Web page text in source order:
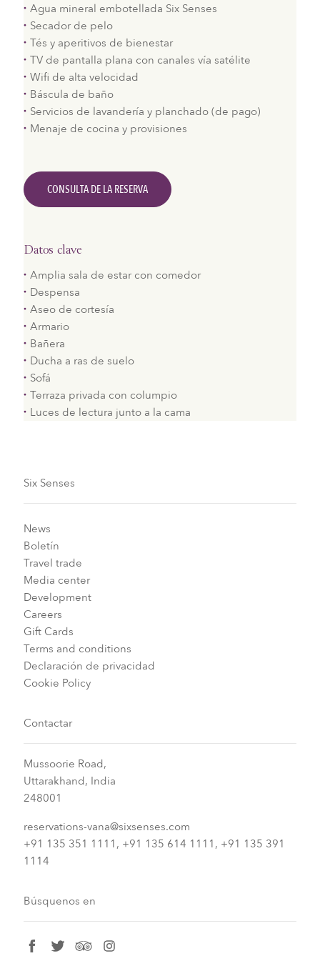
Agua mineral embotellada Six Senses
Secador de pelo
Tés y aperitivos de bienestar
TV de pantalla plana con canales vía satélite
Wifi de alta velocidad
Báscula de baño
Servicios de lavandería y planchado (de pago)
Menaje de cocina y provisiones
CONSULTA DE LA RESERVA
Datos clave
Amplia sala de estar con comedor
Despensa
Aseo de cortesía
Armario
Bañera
Ducha a ras de suelo
Sofá
Terraza privada con columpio
Luces de lectura junto a la cama
Six Senses
News
Boletín
Travel trade
Media center
Development
Careers
Gift Cards
Terms and conditions
Declaración de privacidad
Cookie Policy
Contactar
Mussoorie Road,
Uttarakhand, India
248001
reservations-vana@sixsenses.com
+91 135 351 1111, +91 135 614 1111, +91 135 391
1114
Búsquenos en
facebook
twitter tripadvisor